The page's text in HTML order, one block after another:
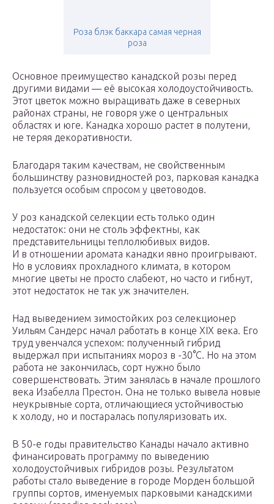
Роза блэк баккара самая черная
роза
Основное преимущество канадской розы перед
другими видами — её высокая холодоустойчивость.
Этот цветок можно выращивать даже в северных
районах страны, не говоря уже о центральных
областях и юге. Канадка хорошо растет в полутени,
не теряя декоративности.
Благодаря таким качествам, не свойственным
большинству разновидностей роз, парковая канадка
пользуется особым спросом у цветоводов.
У роз канадской селекции есть только один
недостаток: они не столь эффектны, как
представительницы теплолюбивых видов.
И в отношении аромата канадки явно проигрывают.
Но в условиях прохладного климата, в котором
многие цветы не просто слабеют, но часто и гибнут,
этот недостаток не так уж значителен.
Над выведением зимостойких роз селекционер
Уильям Сандерс начал работать в конце ХIX века. Его
труд увенчался успехом: полученный гибрид
выдержал при испытаниях мороз в -30°С. Но на этом
работа не закончилась, сорт нужно было
совершенствовать. Этим занялась в начале прошлого
века Изабелла Престон. Она не только вывела новые
неукрывные сорта, отличающиеся устойчивостью
к холоду, но и постаралась популяризовать их.
В 50-е годы правительство Канады начало активно
финансировать программу по выведению
холодоустойчивых гибридов розы. Результатом
работы стало выведение в городе Морден большой
группы сортов, именуемых парковыми канадскими